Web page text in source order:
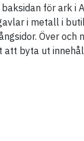
för ark i
i metall i
Över och
byta ut